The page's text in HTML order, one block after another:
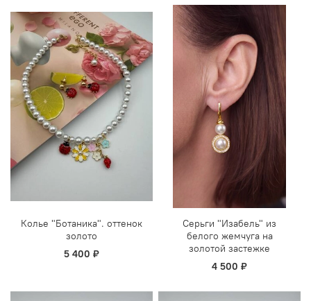
Колье "Ботаника". оттенок
золото
5 400 ₽
Серьги "Изабель" из
белого жемчуга на
золотой застежке
4 500 ₽